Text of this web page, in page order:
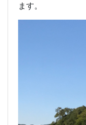
ます。